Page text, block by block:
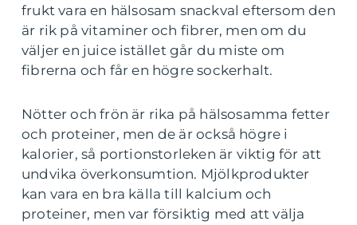
frukt vara en hälsosam snackval eftersom den
är rik på vitaminer och fibrer, men om du
väljer en juice istället går du miste om
fibrerna och får en högre sockerhalt.
Nötter och frön är rika på hälsosamma fetter
och proteiner, men de är också högre i
kalorier, så portionstorleken är viktig för att
undvika överkonsumtion. Mjölkprodukter
kan vara en bra källa till kalcium och
proteiner, men var försiktig med att välja